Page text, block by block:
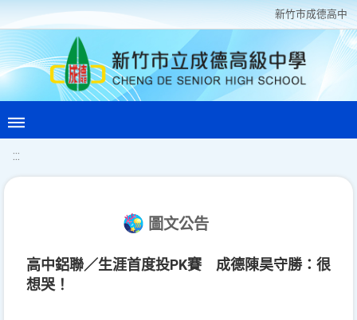
新竹巿成德高中
:::
圖文公告
高中鋁聯／生涯首度投PK賽 成德陳昊守勝：很
想哭！